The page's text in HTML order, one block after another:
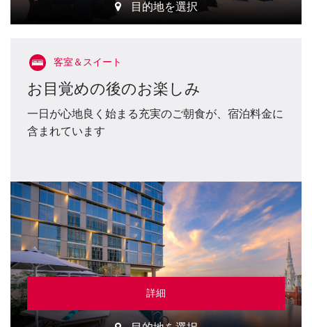
目的地を選択
客室＆スイート
お目覚めの後のお楽しみ
一日が心地良く始まる充実のご朝食が、宿泊料金に
含まれています
詳細